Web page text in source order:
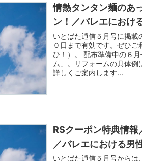
情熱タンタン麺のあ
ン！／バレエにおけ
いとばた通信５月号に掲載
０日まで有効です。ぜひ
ひ！）。 配布準備中の６
ム」。リフォームの具体
詳しくご案内します...
RSクーポン特典情
／バレエにおける男
いとばた通信５月号からは